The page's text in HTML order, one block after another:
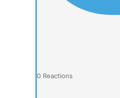
0 Reactions